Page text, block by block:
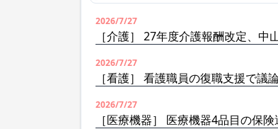
2026/7/27
［介護］ 27年度介護報酬改定、
2026/7/27
［看護］ 看護職員の復職支援で
2026/7/27
［医療機器］ 医療機器4品目の保